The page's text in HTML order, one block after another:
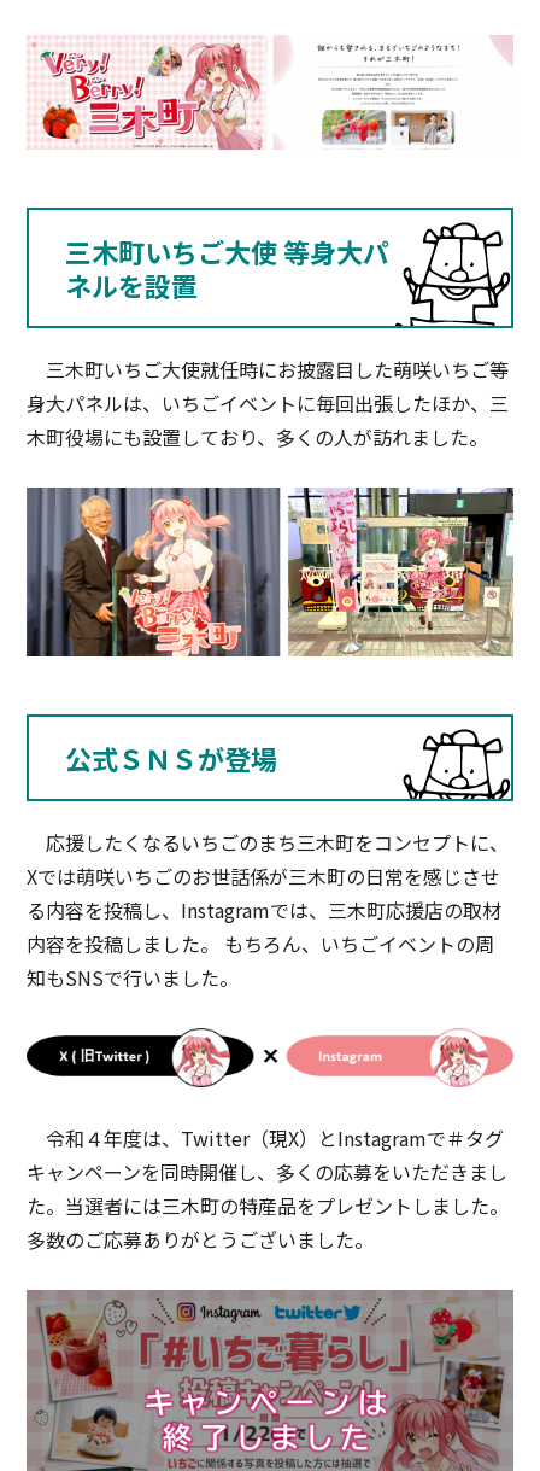
三木町いちご大使 等身大パ
ネルを設置
三木町いちご大使就任時にお披露目した萌咲いちご等
身大パネルは、いちごイベントに毎回出張したほか、三
木町役場にも設置しており、多くの人が訪れました。
公式ＳＮＳが登場
応援したくなるいちごのまち三木町をコンセプトに、
Xでは萌咲いちごのお世話係が三木町の日常を感じさせ
る内容を投稿し、Instagramでは、三木町応援店の取材
内容を投稿しました。 もちろん、いちごイベントの周
知もSNSで行いました。
令和４年度は、Twitter（現X）とInstagramで＃タグ
キャンペーンを同時開催し、多くの応募をいただきまし
た。当選者には三木町の特産品をプレゼントしました。
多数のご応募ありがとうございました。